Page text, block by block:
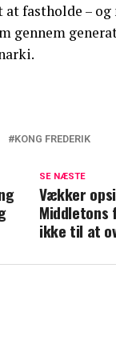
fastholde –
gennem
Mary i
én billet
KONG FREDERIK
SE NÆSTE
Vækker
ikke til at